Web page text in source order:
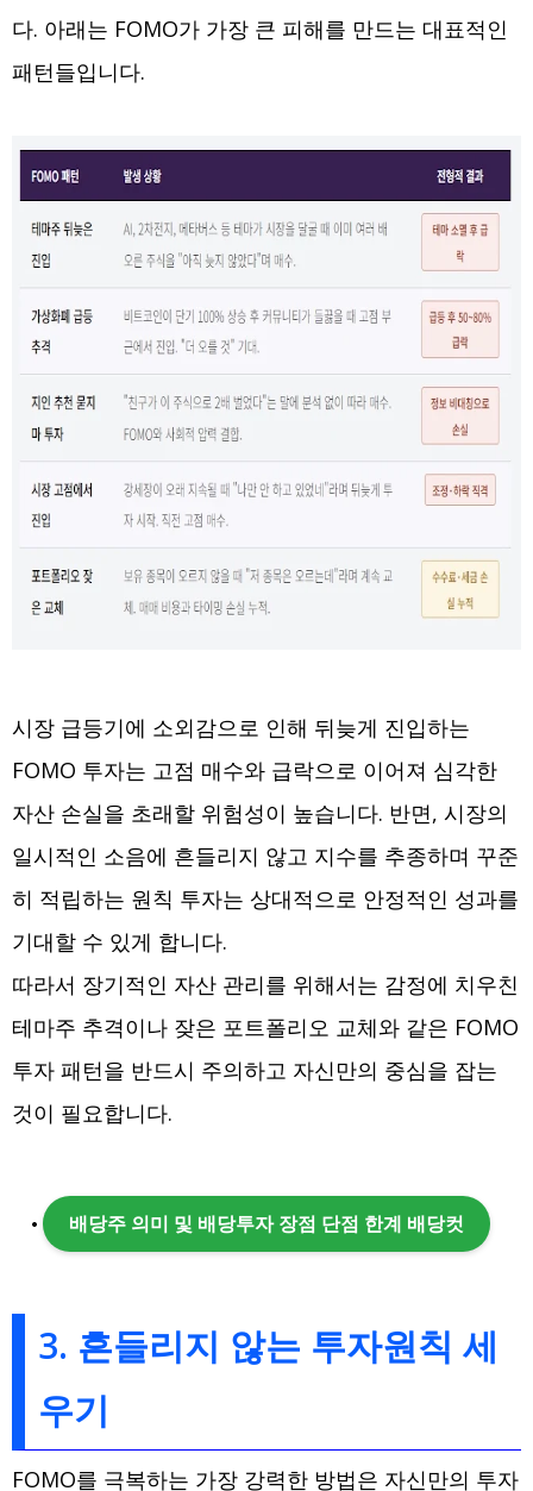
다. 아래는 FOMO가 가장 큰 피해를 만드는 대표적인
패턴들입니다.
시장 급등기에 소외감으로 인해 뒤늦게 진입하는
FOMO 투자는 고점 매수와 급락으로 이어져 심각한
자산 손실을 초래할 위험성이 높습니다. 반면, 시장의
일시적인 소음에 흔들리지 않고 지수를 추종하며 꾸준
히 적립하는 원칙 투자는 상대적으로 안정적인 성과를
기대할 수 있게 합니다.
따라서 장기적인 자산 관리를 위해서는 감정에 치우친
테마주 추격이나 잦은 포트폴리오 교체와 같은 FOMO
투자 패턴을 반드시 주의하고 자신만의 중심을 잡는
것이 필요합니다.
배당주 의미 및 배당투자 장점 단점 한계 배당컷
3. 흔들리지 않는 투자원칙 세
우기
FOMO를 극복하는 가장 강력한 방법은 자신만의 투자